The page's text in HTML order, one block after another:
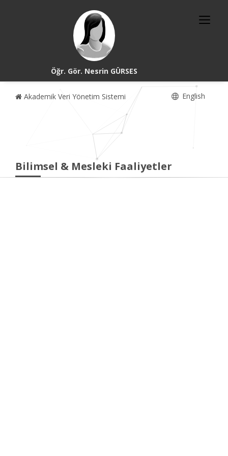
Öğr. Gör. Nesrin GÜRSES
Akademik Veri Yönetim Sistemi English
Bilimsel & Mesleki Faaliyetler